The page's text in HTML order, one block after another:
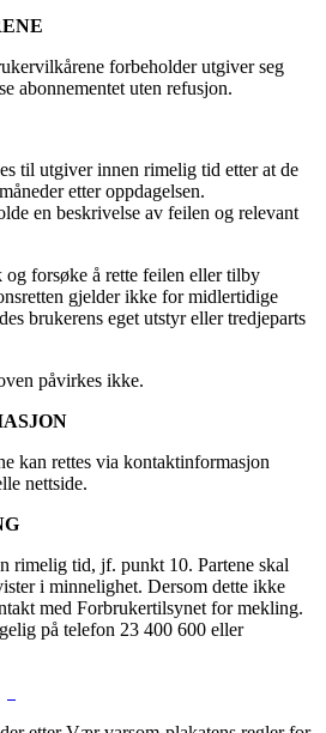
forbeholder utgiver seg
abonnementet uten refusjon.
til utgiver innen rimelig tid etter at de
etter oppdagelsen.
en beskrivelse av feilen og relevant
forsøke å rette feilen eller tilby
gjelder ikke for midlertidige
brukerens eget utstyr eller tredjeparts
påvirkes ikke.
kan rettes via kontaktinformasjon
nettside.
rimelig tid, jf. punkt 10. Partene skal
i minnelighet. Dersom dette ikke
med Forbrukertilsynet for mekling.
på telefon 23 400 600 eller